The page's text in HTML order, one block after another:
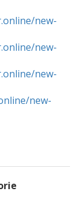
new-
new-
new-
new-